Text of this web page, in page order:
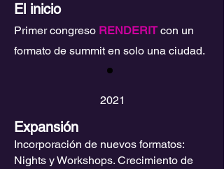
El inicio
Primer congreso RENDERITcon un
formato de summit en solo una ciudad.
2021
Expansión
Incorporación de nuevos formatos:
Nights y Workshops. Crecimiento de